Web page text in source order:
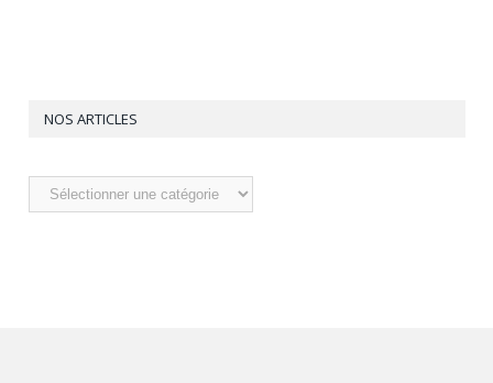
NOS ARTICLES
Nos
articles